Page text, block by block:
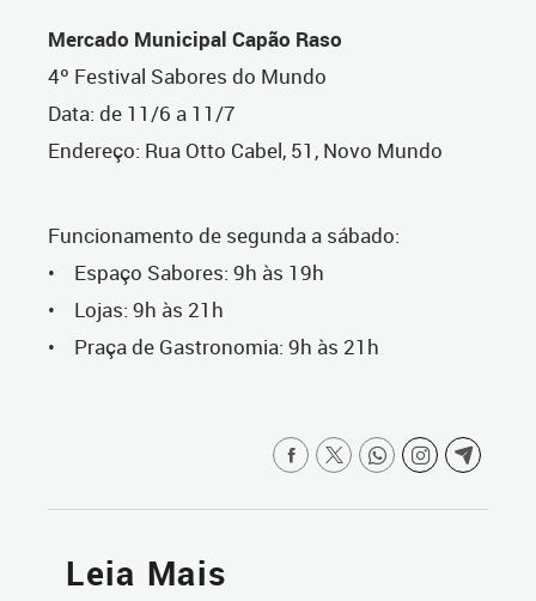
Mercado Municipal Capão Raso
4º Festival Sabores do Mundo
Data: de 11/6 a 11/7
Endereço: Rua Otto Cabel, 51, Novo Mundo
Funcionamento de segunda a sábado:
• Espaço Sabores: 9h às 19h
• Lojas: 9h às 21h
• Praça de Gastronomia: 9h às 21h
Leia Mais